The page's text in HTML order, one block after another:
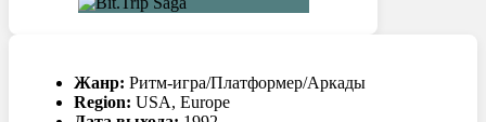
Жанр: Ритм-игра/Платформер/Аркады
Region: USA, Europe